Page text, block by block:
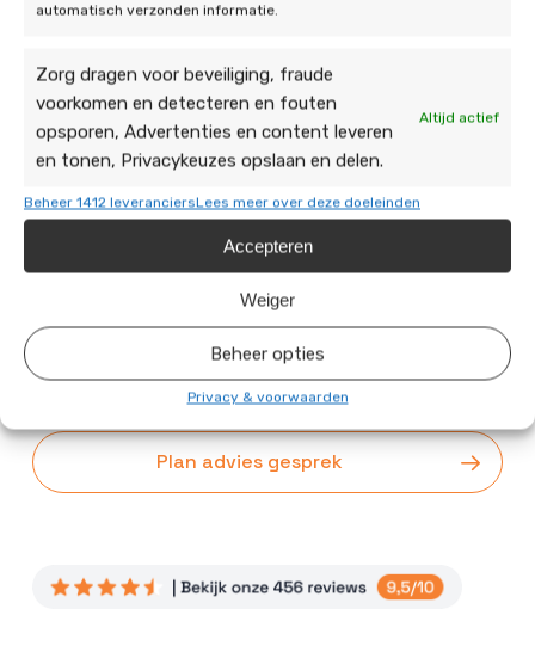
automatisch verzonden informatie.
Zorg dragen voor beveiliging, fraude
voorkomen en detecteren en fouten
opsporen, Advertenties en content leveren
en tonen, Privacykeuzes opslaan en delen.
Altijd actief
Beheer 1412 leveranciersLees meer over deze doeleinden
Accepteren
Weiger
Beheer opties
Privacy & voorwaarden
oplossingen
Bent u op zoek naar een betrouwbare thuisbatterij
installateur in Hoensbroek? Zoek niet verder, want
bij De Duurzame Jongens hebben we de ervaring en
thuisbatterij tot een succes te maken. Wij streven
naar kwaliteit en service, zodat u zorgeloos kunt
genieten van uw nieuwe zonnepanelen.
Vraag offerte aan
Plan advies gesprek